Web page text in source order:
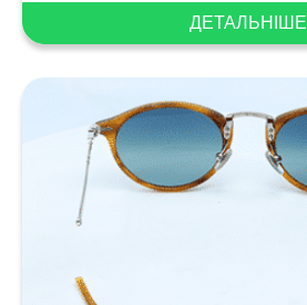
ДЕТАЛЬНІШЕ